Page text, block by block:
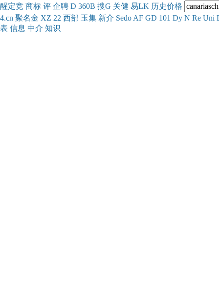
醒定竞 商标 评 企聘 D 360B 搜G 关健 易LK 历史价格
4.cn 聚名金 XZ 22 西部 玉集 新介 Sedo AF GD 101 Dy N Re Uni
表 信息 中介 知识